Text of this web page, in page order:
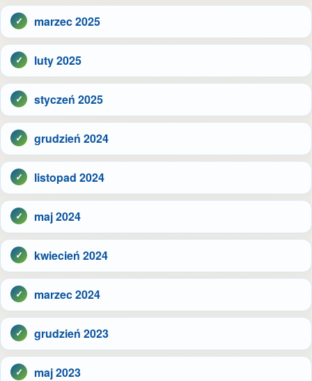
marzec 2025
luty 2025
styczeń 2025
grudzień 2024
listopad 2024
maj 2024
kwiecień 2024
marzec 2024
grudzień 2023
maj 2023